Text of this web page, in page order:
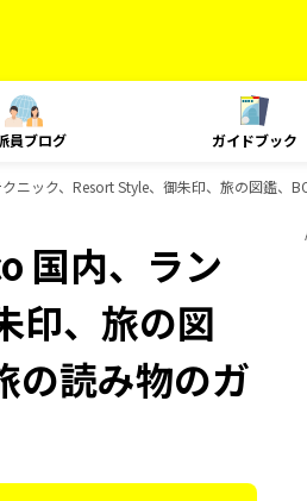
員ブログ ガイドブック
ック、Resort Style、御朱印、旅の図鑑、
国内、ラン
印、旅の図
の読み物のガ